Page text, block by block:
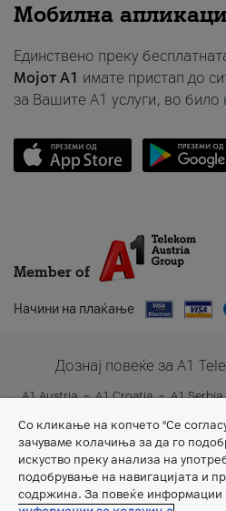
Мобилна
Единствено преку
Мојот A1 имате пристап до
за Вашите A1 услуги, во било
Member of
Начини на плаќање
Дознај повеќе за A1
A1 Austria A1 Croatia A1 Serbia
Со кликање на копчето "Се
зачуваме колачиња за да го
искуство преку анализа на
подобрување на навигацијата и
содржина. За повеќе информации